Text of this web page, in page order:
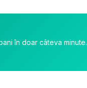
în doar câteva minute.